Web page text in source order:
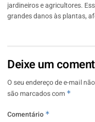
jardineiros e agricultores.
grandes danos às plantas,
Deixe um
O seu endereço de e-mail
são marcados com *
Comentário *